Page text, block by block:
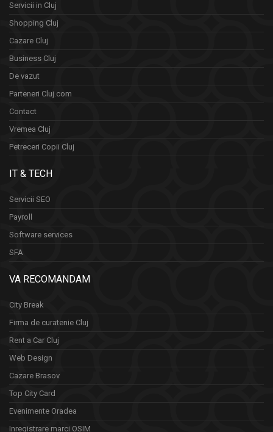
Servicii in Cluj
Shopping Cluj
Cazare Cluj
Business Cluj
De vazut
Parteneri Cluj.com
Contact
Vremea Cluj
Petreceri Copii Cluj
IT & TECH
Servicii SEO
Payroll
Software services
SFA
VA RECOMANDAM
City Break
Firma de curatenie Cluj
Rent a Car Cluj
Web Design
Cazare Brasov
Top City Card
Evenimente Oradea
Inregistrare marci OSIM